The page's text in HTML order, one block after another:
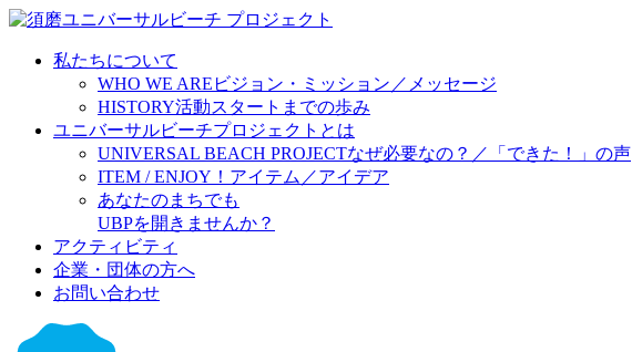
私たちについて
WHO WE ARE ビジョン・ミッション／メッセージ
HISTORY活動スタートまでの歩み
ユニバーサルビーチプロジェクトとは
UNIVERSAL BEACH PROJECTなぜ必要なの？／「できた！」の声
ITEM / ENJOY！ アイテム／アイデア
あなたのまちでも
UBPを開きませんか？
アクティビティ
企業・団体の方へ
お問い合わせ